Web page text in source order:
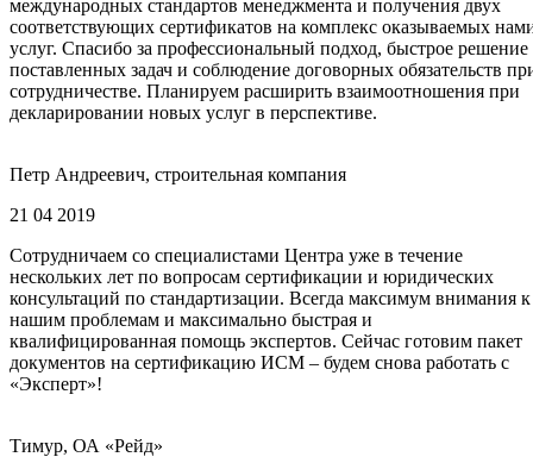
международных стандартов менеджмента и получения двух
соответствующих сертификатов на комплекс оказываемых
услуг. Спасибо за профессиональный подход, быстрое решение
поставленных задач и соблюдение договорных обязательств
сотрудничестве. Планируем расширить взаимоотношения при
декларировании новых услуг в перспективе.
Петр Андреевич, строительная компания
21 04 2019
Сотрудничаем со специалистами Центра уже в течение
нескольких лет по вопросам сертификации и юридических
консультаций по стандартизации. Всегда максимум внимания к
нашим проблемам и максимально быстрая и
квалифицированная помощь экспертов. Сейчас готовим пакет
документов на сертификацию ИСМ – будем снова работать с
«Эксперт»!
Тимур, ОА «Рейд»